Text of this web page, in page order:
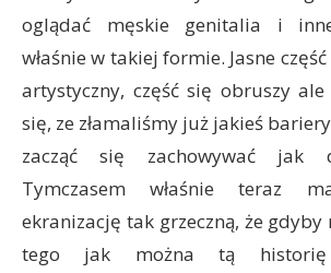
oglądać męskie genitalia i
właśnie w takiej formie. Jasne
artystyczny, część się obruszy
się, ze złamaliśmy już jakieś
zacząć się zachowywać jak
Tymczasem właśnie teraz
ekranizację tak grzeczną, że
tego jak można tą historię